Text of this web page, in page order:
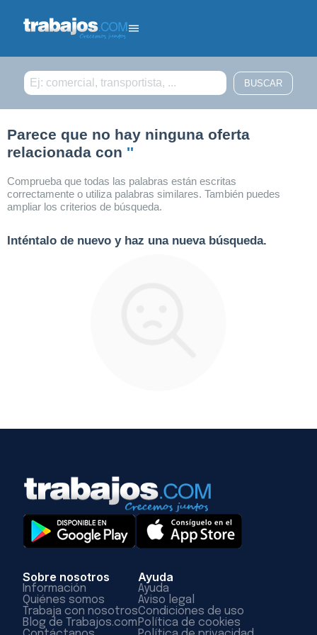
Parece que no hay ninguna oferta
relacionada con ''
Comprueba que todas las palabras están escritas
correctamente o utiliza palabras similares. También puedes
ampliar los criterios de búsqueda.
Inténtalo de nuevo y haz una nueva búsqueda.
Sobre nosotros
Información
Quiénes somos
Trabaja con nosotros
Blog de Trabajos.com
Ayuda
Ayuda
Aviso legal
Condiciones de uso
Política de cookies